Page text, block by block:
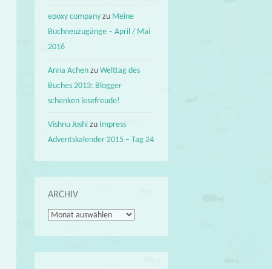
epoxy company zu Meine
Buchneuzugänge – April / Mai
2016
Anna Achen zuWelttag des
Buches 2013: Blogger
schenken lesefreude!
Vishnu Joshi zu Impress
Adventskalender 2015 – Tag 24
ARCHIV
Archiv